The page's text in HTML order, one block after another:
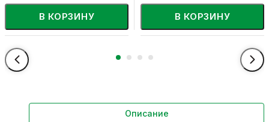
В КОРЗИНУ В КОРЗИНУ
Описание